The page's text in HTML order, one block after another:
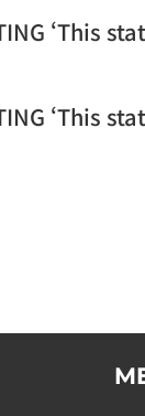
‘This
‘This